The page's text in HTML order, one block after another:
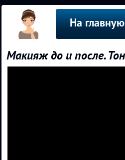
На главную
Макияж до и после.